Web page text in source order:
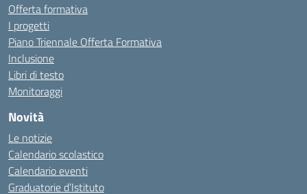
Offerta formativa
I progetti
Piano Triennale Offerta Formativa
Inclusione
Libri di testo
Monitoraggi
Novità
Le notizie
Calendario scolastico
Calendario eventi
Graduatorie d’Istituto